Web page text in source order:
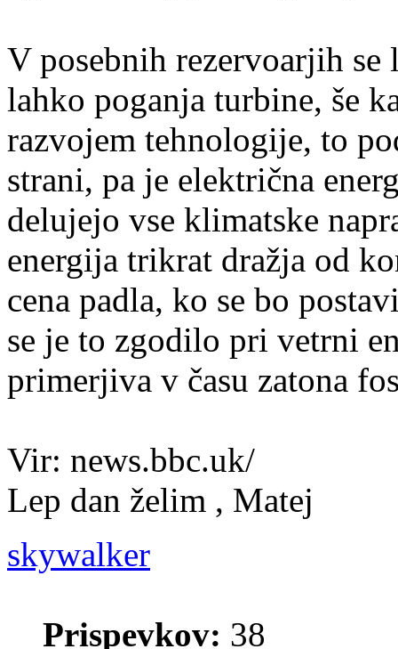
V posebnih rezervoarjih
lahko poganja turbine, še
razvojem tehnologije, to
strani, pa je električna
delujejo vse klimatske
energija trikrat dražja od
cena padla, ko se bo
se je to zgodilo pri vetrni
primerjiva v času zatona
Vir: news.bbc.uk/
Lep dan želim , Matej
skywalker
Prispevkov: 38